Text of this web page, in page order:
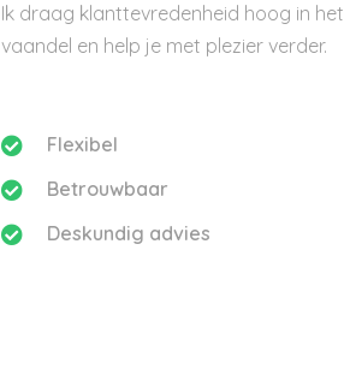
Ik draag klanttevredenheid hoog in het
vaandel en help je met plezier verder.
Flexibel
Betrouwbaar
Deskundig advies